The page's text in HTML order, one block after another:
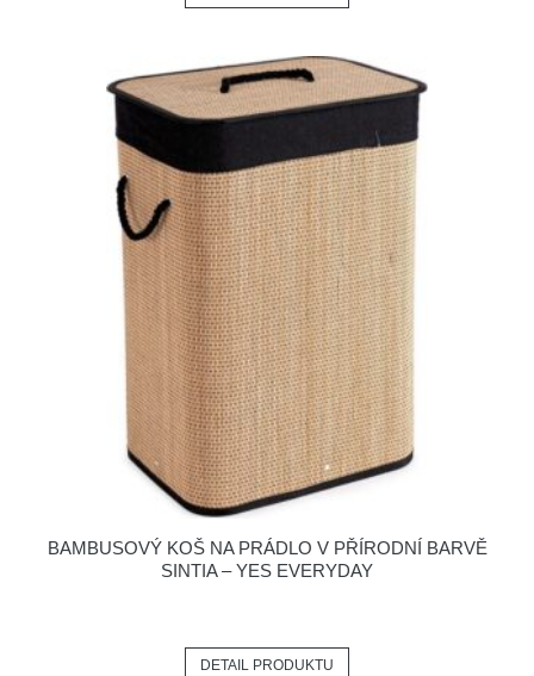
BAMBUSOVÝ KOŠ NA PRÁDLO V PŘÍRODNÍ BARVĚ
SINTIA – YES EVERYDAY
DETAIL PRODUKTU